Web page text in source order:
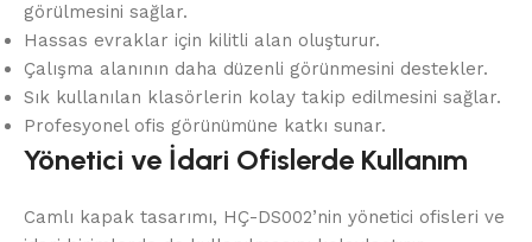
görülmesini sağlar.
Hassas evraklar için kilitli alan oluşturur.
Çalışma alanının daha düzenli görünmesini destekler.
Sık kullanılan klasörlerin kolay takip edilmesini sağlar.
Profesyonel ofis görünümüne katkı sunar.
Yönetici ve İdari Ofislerde Kullanım
Camlı kapak tasarımı, HÇ-DS002’nin yönetici ofisleri ve